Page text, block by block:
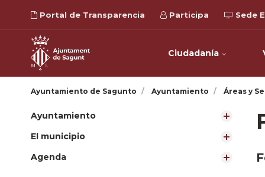
Portal de Transparencia Participa Sede
Ciudadanía
Ayuntamiento de Sagunto Ayuntamiento Áreas y
Ayuntamiento
El municipio
Agenda